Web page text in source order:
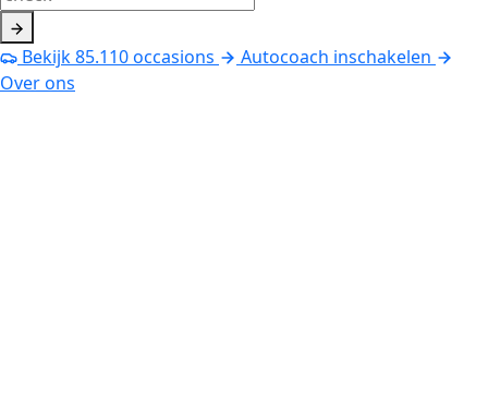
Bekijk85.110occasions
Autocoach inschakelen
Over ons